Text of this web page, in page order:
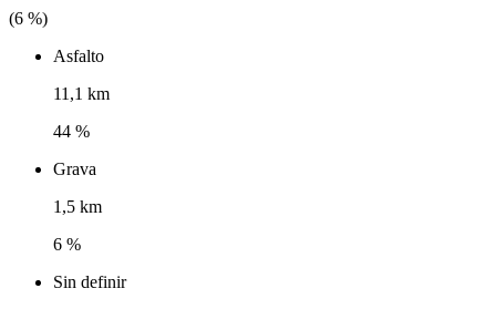
(6 %)
Asfalto
11,1 km
44 %
Grava
1,5 km
6 %
Sin definir